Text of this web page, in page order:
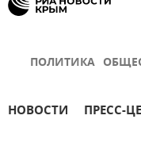
ПОЛИТИКА
НОВОСТИ ПРЕСС-